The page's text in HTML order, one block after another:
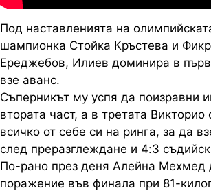
Под наставленията на
шампионка Стойка Кръстева и
Ереджебов, Илиев доминира в
взе аванс.
Съперникът му успя да поизравни
втората част, а в третата Викторио
всичко от себе си на ринга, за да
след преразглеждане и 4:3
По-рано през деня Алейна Мехмед
поражение във финала при 81-